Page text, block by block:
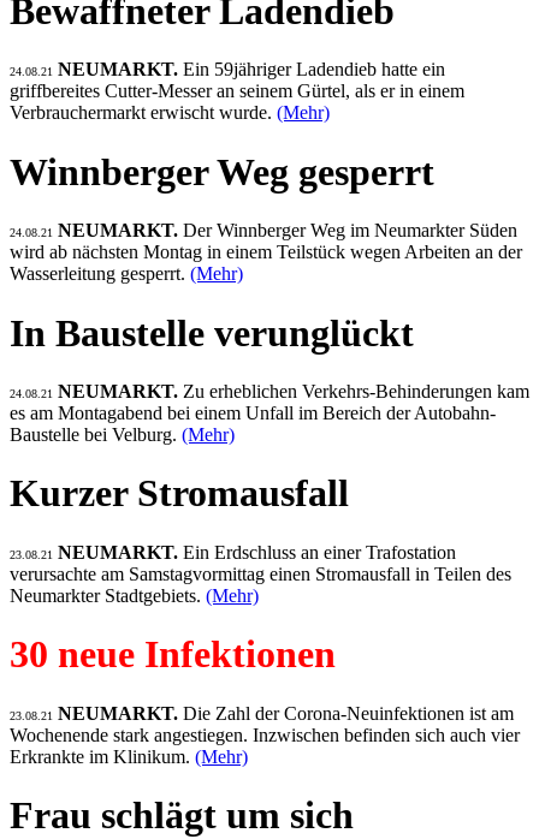
Bewaffneter Ladendieb
24.08.21 NEUMARKT. Ein 59jähriger Ladendieb hatte ein
griffbereites Cutter-Messer an seinem Gürtel, als er in einem
Verbrauchermarkt erwischt wurde. (Mehr)
Winnberger Weg gesperrt
24.08.21 NEUMARKT. Der Winnberger Weg im Neumarkter Süden
wird ab nächsten Montag in einem Teilstück wegen Arbeiten an der
Wasserleitung gesperrt. (Mehr)
In Baustelle verunglückt
24.08.21 NEUMARKT. Zu erheblichen Verkehrs-Behinderungen kam
es am Montagabend bei einem Unfall im Bereich der Autobahn-
Baustelle bei Velburg. (Mehr)
Kurzer Stromausfall
23.08.21 NEUMARKT. Ein Erdschluss an einer Trafostation
verursachte am Samstagvormittag einen Stromausfall in Teilen des
Neumarkter Stadtgebiets. (Mehr)
30 neue Infektionen
23.08.21 NEUMARKT. Die Zahl der Corona-Neuinfektionen ist am
Wochenende stark angestiegen. Inzwischen befinden sich auch vier
Erkrankte im Klinikum. (Mehr)
Frau schlägt um sich